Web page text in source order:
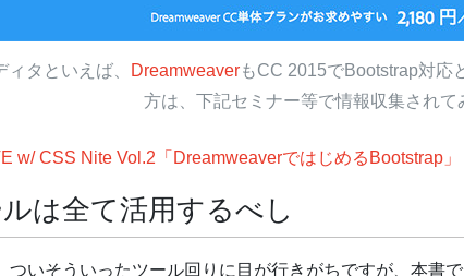
ィタといえば、 DreamweaverもCC 2015でBootstrap対応
方は、下記セミナー等で情報収集されて
w/ CSS Nite Vol.2「DreamweaverではじめるBootstrap」
は全て活用するべし
ついそういったツール回りに目が行きがちですが、本書